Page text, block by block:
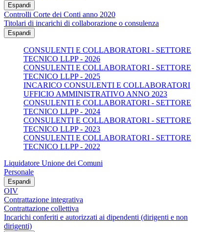
Espandi
Controlli Corte dei Conti anno 2020
Titolari di incarichi di collaborazione o consulenza
Espandi
CONSULENTI E COLLABORATORI - SETTORE
TECNICO LLPP - 2026
CONSULENTI E COLLABORATORI - SETTORE
TECNICO LLPP - 2025
INCARICO CONSULENTI E COLLABORATORI
UFFICIO AMMINISTRATIVO ANNO 2023
CONSULENTI E COLLABORATORI - SETTORE
TECNICO LLPP - 2024
CONSULENTI E COLLABORATORI - SETTORE
TECNICO LLPP - 2023
CONSULENTI E COLLABORATORI - SETTORE
TECNICO LLPP - 2022
Liquidatore Unione dei Comuni
Personale
Espandi
OIV
Contrattazione integrativa
Contrattazione collettiva
Incarichi conferiti e autorizzati ai dipendenti (dirigenti e non
dirigenti)